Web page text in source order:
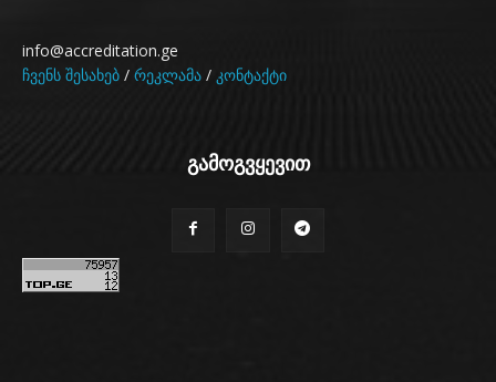
info@accreditation.ge
ჩვენს შესახებ / რეკლამა / კონტაქტი
გამოგვყევით